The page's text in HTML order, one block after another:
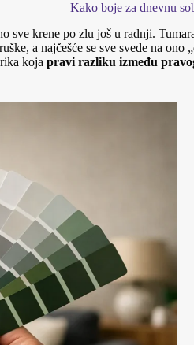
Kako boje za dnevnu
krene po zlu još u radnji.
a najčešće se sve svede na
koja pravi razliku između